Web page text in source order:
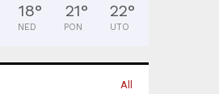
18°
NED
21°
PON
22°
UTO
All